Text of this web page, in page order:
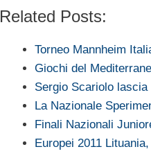
Related Posts:
Torneo Mannheim
Giochi del
Sergio Scariolo
La Nazionale
Finali Nazionali
Europei 2011